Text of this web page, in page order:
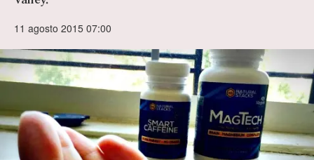
11 agosto 2015 07:00